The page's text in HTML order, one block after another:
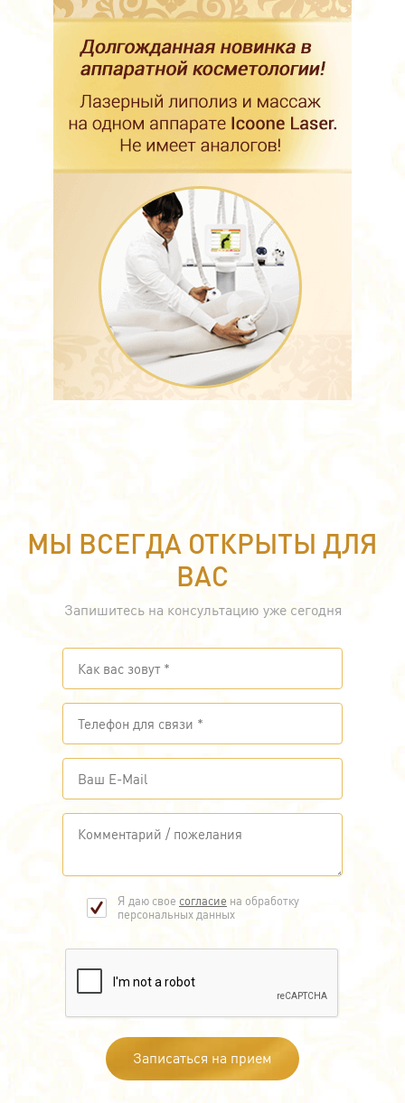
МЫ ВСЕГДА ОТКРЫТЫ ДЛЯ
ВАС
Запишитесь на консультацию уже сегодня
Я даю свое согласие на обработку
персональных данных
Записаться на прием